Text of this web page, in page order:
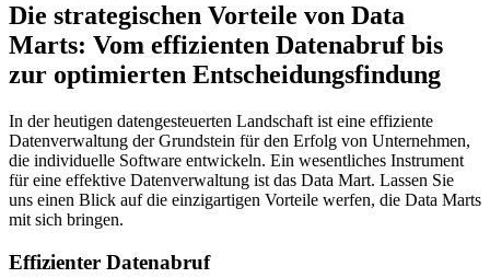
Die strategischen Vorteile von Data
Marts: Vom effizienten Datenabruf bis
zur optimierten Entscheidungsfindung
In der heutigen datengesteuerten Landschaft ist eine effiziente
Datenverwaltung der Grundstein für den Erfolg von Unternehmen,
die individuelle Software entwickeln. Ein wesentliches Instrument
für eine effektive Datenverwaltung ist das Data Mart. Lassen Sie
uns einen Blick auf die einzigartigen Vorteile werfen, die Data Marts
mit sich bringen.
Effizienter Datenabruf